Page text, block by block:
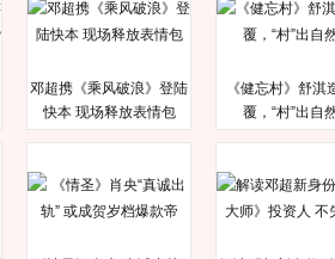
邓超携《乘风破浪》登陆
快本 现场释放表情包
《健忘村》舒淇
覆，“村”出自